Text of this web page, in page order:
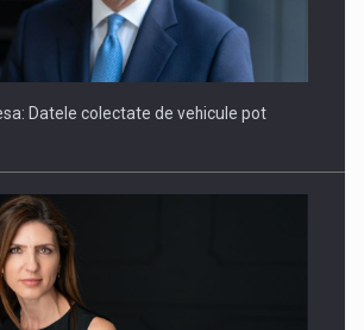
DIN MEDIUL DE AFACERI, ACADEMIC
Datele colectate de vehicule pot